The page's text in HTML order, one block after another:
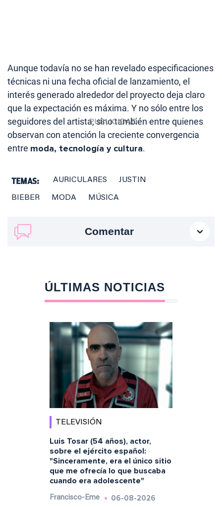
Aunque todavía no se han revelado especificaciones
técnicas ni una fecha oficial de lanzamiento, el
interés generado alrededor del proyecto deja claro
que la expectación es máxima. Y no sólo entre los
seguidores del artista, sino también entre quienes
observan con atención la creciente convergencia
entre moda, tecnología y cultura.
TEMAS: AURICULARES JUSTIN
BIEBER MODA MÚSICA
Comentar
ÚLTIMAS NOTICIAS
TELEVISIÓN
Luis Tosar (54 años), actor,
sobre el ejército español:
"Sinceramente, era el único sitio
que me ofrecía lo que buscaba
cuando era adolescente"
Francisco-Eme 06-08-2026